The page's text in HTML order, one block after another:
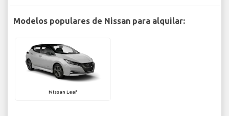
Modelos populares de Nissan para alquilar:
Nissan Leaf